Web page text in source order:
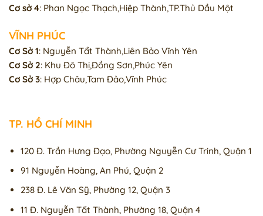
TP. HỒ CHÍ MINH
120 Đ. Trần Hưng Đạo, Phường Nguyễn Cư Trinh, Quận 1
91 Nguyễn Hoàng, An Phú, Quận 2
238 Đ. Lê Văn Sỹ, Phường 12, Quận 3
11 Đ. Nguyễn Tất Thành, Phường 18, Quận 4
Cơ sở 4: Phan Ngọc Thạch,Hiệp Thành,TP.Thủ Dầu Một
VĨNH PHÚC
Cơ Sở 1: Nguyễn Tẩt Thành,Liên Bảo Vĩnh Yên
Cơ Sở 2: Khu Đô Thị,Đồng Sơn,Phúc Yên
Cơ Sở 3: Hợp Châu,Tam Đảo,Vĩnh Phúc